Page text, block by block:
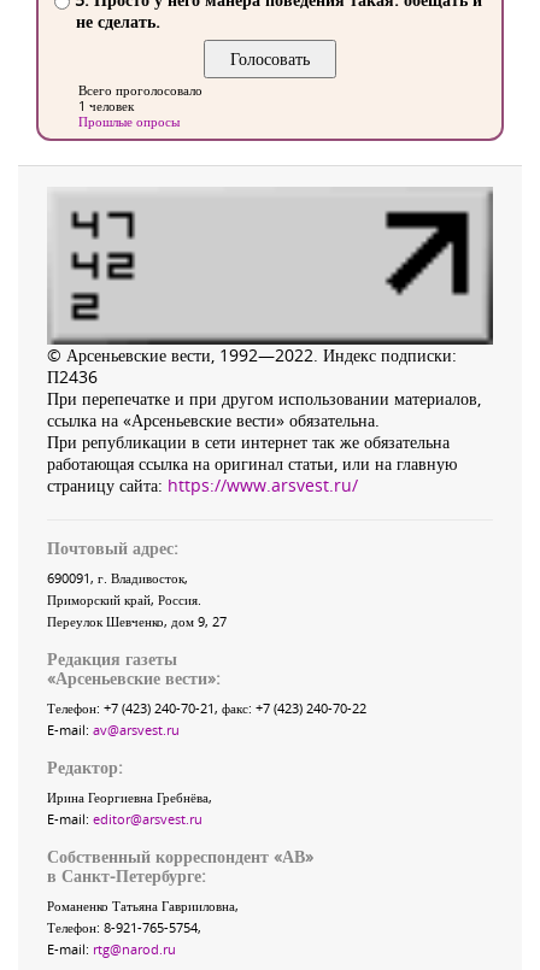
не сделать.
Всего проголосовало
1 человек
Прошлые опросы
© Арсеньевские вести, 1992—2022. Индекс подписки:
П2436
При перепечатке и при другом использовании материалов,
ссылка на «Арсеньевские вести» обязательна.
При републикации в сети интернет так же обязательна
работающая ссылка на оригинал статьи, или на главную
страницу сайта: https://www.arsvest.ru/
Почтовый адрес:
690091, г. Владивосток,
Приморский край, Россия
Переулок Шевченко, дом 9, 27
Редакция газеты
«Арсеньевские вести»:
Телефон: +7 (423) 240-70-21, факс: +7 (423) 240-70-22
E-mail: av@arsvest.ru
Редактор:
Ирина Георгиевна Гребнёва,
E-mail: editor@arsvest.ru
Собственный корреспондент «АВ»
в Санкт-Петербурге:
Романенко Татьяна Гаврииловна,
Телефон: 8-921-765-5754,
E-mail: rtg@narod.ru